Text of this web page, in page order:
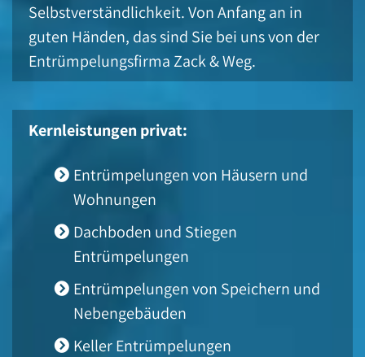
Selbstverständlichkeit. Von Anfang an in
guten Händen, das sind Sie bei uns von der
Entrümpelungsfirma Zack & Weg.
Kernleistungen privat:
Entrümpelungen von Häusern und
Wohnungen
Dachboden und Stiegen
Entrümpelungen
Entrümpelungen von Speichern und
Nebengebäuden
Keller Entrümpelungen